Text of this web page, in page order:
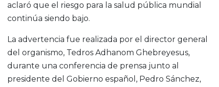
aclaró que el riesgo para la salud pública mundial
continúa siendo bajo.
La advertencia fue realizada por el director general
del organismo, Tedros Adhanom Ghebreyesus,
durante una conferencia de prensa junto al
presidente del Gobierno español, Pedro Sánchez,